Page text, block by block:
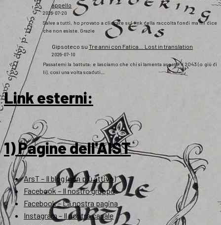
appello
2026-07-20
Salve a tutti, ho provato a cliccare sul link della raccolta fondi ma mi dice
che non esiste. Grazie
Gipsoteco su Tre anni con Fatica… Lost in translation
2026-07-10
Passatemi la battuta: e lasciamo che chi si lamenta aspetti il 2043 (o giù di
lì), così una volta scaduti…
Link esterni:
1) Pagine dell'AIST
ArsT – Il blog (non più attivo)
Facebook – Il nostro gruppo
Facebook – La nostra pagina
Instagram – Il nostro canale